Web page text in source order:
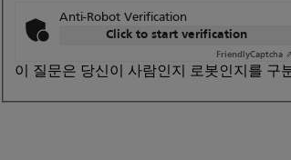
Anti-Robot Verification
Click to start verification
FriendlyCaptcha ⇗
이 질문은 당신이 사람인지 로봇인지를 구